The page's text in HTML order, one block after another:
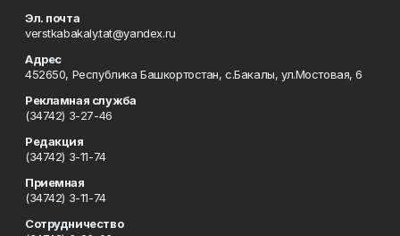
Эл. почта
verstkabakaly.tat@yandex.ru
Адрес
452650, Республика Башкортостан, с.Бакалы, ул.Мостовая, 6
Рекламная служба
(34742) 3-27-46
Редакция
(34742) 3-11-74
Приемная
(34742) 3-11-74
Сотрудничество